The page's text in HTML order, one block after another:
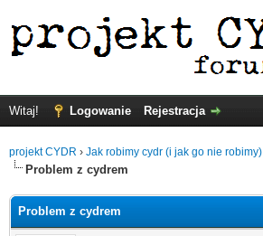
Witaj! Logowanie Rejestracja
projekt CYDR › Jak robimy cydr (i jak go nie robimy)
Problem z cydrem
Problem z cydrem